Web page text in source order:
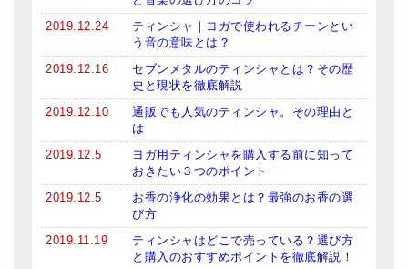
2019.12.24
ティンシャ｜ヨガで使われるチーンとい
う音の意味とは？
2019.12.16
セブンメタルのティンシャとは？その歴
史と現状を徹底解説
2019.12.10
通販でも人気のティンシャ。その理由と
は
2019.12.5
ヨガ用ティンシャを購入する前に知って
おきたい３つのポイント
2019.12.5
お香の浄化の効果とは？最強のお香の選
び方
2019.11.19
ティンシャはどこで売っている？選び方
と購入のおすすめポイントを徹底解説！